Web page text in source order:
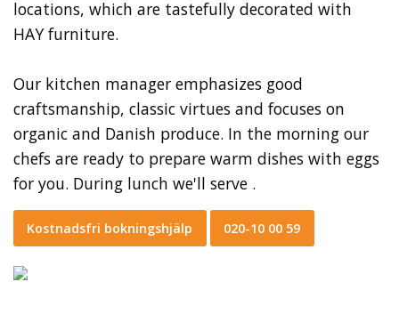
locations, which are tastefully decorated with
HAY furniture.
Our kitchen manager emphasizes good
craftsmanship, classic virtues and focuses on
organic and Danish produce. In the morning our
chefs are ready to prepare warm dishes with eggs
for you. During lunch we'll serve .
Kostnadsfri bokningshjälp 020-10 00 59